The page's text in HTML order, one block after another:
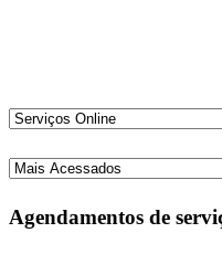
Agendamentos de